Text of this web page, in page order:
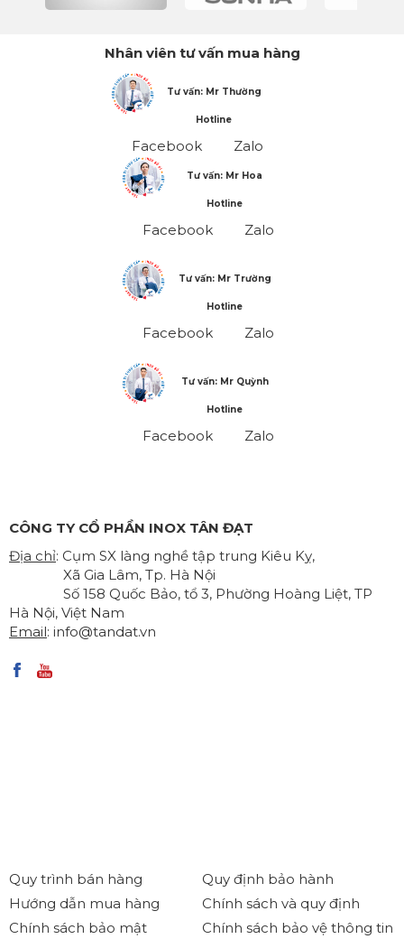
Nhân viên tư vấn mua hàng
Tư vấn: Mr Thường
Hotline
Facebook Zalo
Tư vấn: Mr Hoa
Hotline
Facebook Zalo
Tư vấn: Mr Trường
Hotline
Facebook Zalo
Tư vấn: Mr Quỳnh
Hotline
Facebook Zalo
CÔNG TY CỔ PHẦN INOX TÂN ĐẠT
Địa chỉ: Cụm SX làng nghề tập trung Kiêu Kỵ,
Xã Gia Lâm, Tp. Hà Nội
Số 158 Quốc Bảo, tổ 3, Phường Hoàng Liệt, TP
Hà Nội, Việt Nam
Email: info@tandat.vn
Quy trình bán hàng
Hướng dẫn mua hàng
Chính sách bảo mật
Quy định bảo hành
Chính sách và quy định
Chính sách bảo vệ thông tin